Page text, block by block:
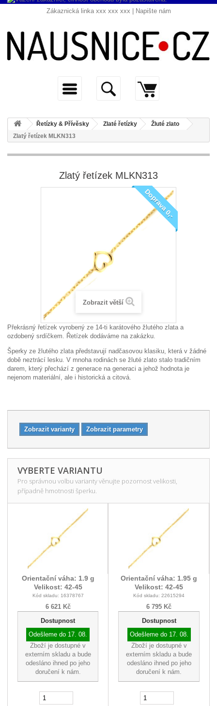
Zákaznická linka xxx xxx xxx | Napište nám
Řetízky & Přívěsky Zlaté řetízky
Žluté zlato
Zlatý řetízek MLKN313
Zlatý řetízek MLKN313
Doprava 0,-
Zobrazit větší
Překrásný řetízek vyrobený ze 14-ti karátového žlutého zlata a
ozdobený srdíčkem. Řetízek dodáváme na zakázku.
Šperky ze žlutého zlata představují nadčasovou klasiku, která v žádné
době neztrácí lesku. V mnoha rodinách se žluté zlato stalo tradičním
darem, který přechází z generace na generaci a jehož hodnota je
nejenom materiální, ale i historická a citová.
Zobrazit varianty Zobrazit parametry
VYBERTE VARIANTU
Pro správnou volbu varianty věnujte pozornost velikosti,
případně hmotnosti šperku.
Orientační váha: 1.9 g
Velikost: 42-45
Kód skladu: 16378767
6 621 Kč
Dostupnost
Odešleme do 17. 08.
Zboží je dostupné v
externím skladu a bude
odesláno ihned po jeho
doručení k nám.
Orientační váha: 1.95 g
Velikost: 42-45
Kód skladu: 22615294
6 795 Kč
Dostupnost
Odešleme do 17. 08.
Zboží je dostupné v
externím skladu a bude
odesláno ihned po jeho
doručení k nám.